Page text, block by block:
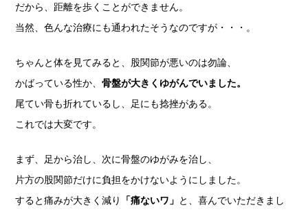
だから、距離を歩くことができません。
当然、色んな治療にも通われたそうなのですが・・・。
ちゃんと体を見てみると、股関節が悪いのは勿論、
かばっている性か、骨盤が大きくゆがんでいました。
尾てい骨も折れているし、足にも捻挫がある。
これでは大変です。
まず、足から治し、次に骨盤のゆがみを治し、
片方の股関節だけに負担をかけないようにしました。
すると痛みが大きく減り
「痛ないワ」 と、喜んでいただきまし